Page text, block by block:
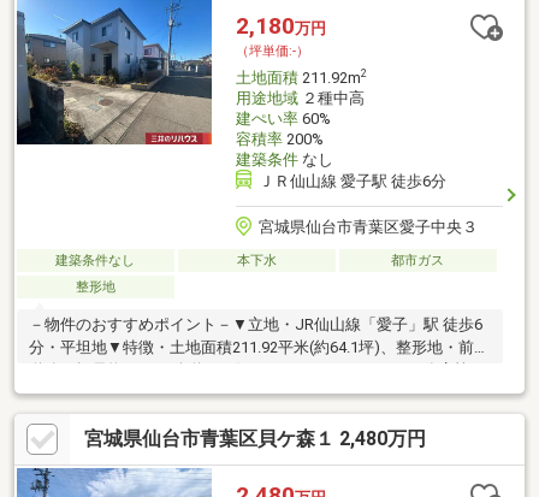
2,180万円
（坪単価:-）
土地面積211.92m2
用途地域２種中高
建ぺい率60%
容積率200%
建築条件なし
ＪＲ仙山線 愛子駅 徒歩6分
宮城県仙台市青葉区愛子中央３
建築条件なし 本下水
都市ガス
整形地
－物件のおすすめポイント－▼立地・JR仙山線「愛子」駅 徒歩6
分・平坦地▼特徴・土地面積211.92平米(約64.1坪)、整形地・前面
建築可能・建物解体後、更地にてお引渡し・都市ガス対応▼周辺
環境・スーパー「ヨークベニマル仙台愛子店」徒歩12分(約
910m)・仙台市立愛子小学校 徒歩13分(約1000m)・仙台市立広瀬
中学校 徒歩4分(約320m)・北原公園 徒歩4分(約270m)■ ご希望の
住まい探しをお手伝いします ━━━━━・・・物件の詳細・ご相
宮城県仙台市青葉区貝ケ森１ 2,480万円